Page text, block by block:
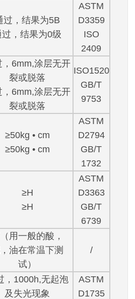
过，结果为5B
过，结果为0级
ASTM
D3359
ISO
2409
，6mm,涂层无开
裂或脱落
，6mm,涂层无开
裂或脱落
ISO1520
GB/T
9753
≥50kg • cm
≥50kg • cm
ASTM
D2794
GB/T
1732
≥H
≥H
ASTM
D3363
GB/T
6739
用一般的酸，
油在常温下测
试）
/
，1000h,无起泡
及失光现象
ASTM
D1735